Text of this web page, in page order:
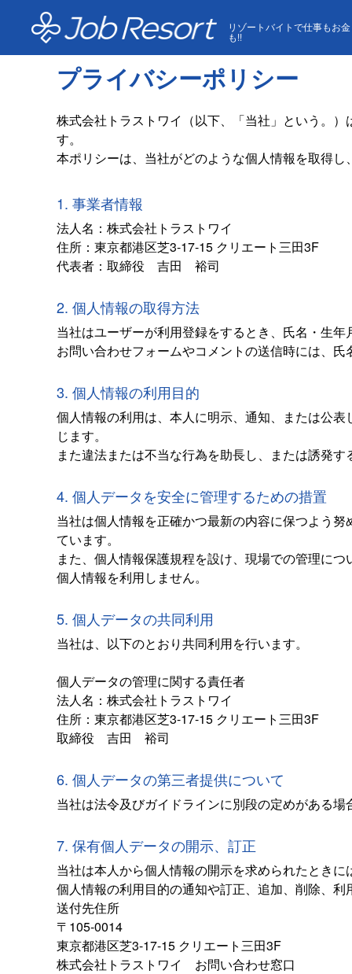
リゾートバイトで仕事もお
も!!
HOME プライバシーポリシー
プライバシーポリシー
株式会社トラストワイ（以下、「当社」という。
す。
本ポリシーは、当社がどのような個人情報を取得
1. 事業者情報
法人名：株式会社トラストワイ
住所：東京都港区芝3-17-15 クリエート三田3F
代表者：取締役 吉田 裕司
2. 個人情報の取得方法
当社はユーザーが利用登録をするとき、氏名・生
お問い合わせフォームやコメントの送信時には、
3. 個人情報の利用目的
個人情報の利用は、本人に明示、通知、または公
じます。
また違法または不当な行為を助長し、または誘発
4. 個人データを安全に管理するための措置
当社は個人情報を正確かつ最新の内容に保つよう
ています。
また、個人情報保護規程を設け、現場での管理に
個人情報を利用しません。
5. 個人データの共同利用
当社は、以下のとおり共同利用を行います。
個人データの管理に関する責任者
法人名：株式会社トラストワイ
住所：東京都港区芝3-17-15 クリエート三田3F
取締役 吉田 裕司
6. 個人データの第三者提供について
当社は法令及びガイドラインに別段の定めがある
7. 保有個人データの開示、訂正
当社は本人から個人情報の開示を求められたときに
個人情報の利用目的の通知や訂正、追加、削除、
送付先住所
〒105-0014
東京都港区芝3-17-15 クリエート三田3F
株式会社トラストワイ お問い合わせ窓口